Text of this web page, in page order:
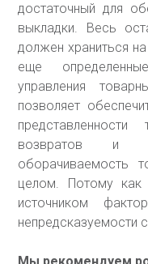
достаточный для
выкладки. Весь
должен храниться
еще
управления
позволяет
возвратов и
оборачиваемость
целом. Потому как
источником
непредсказуемости